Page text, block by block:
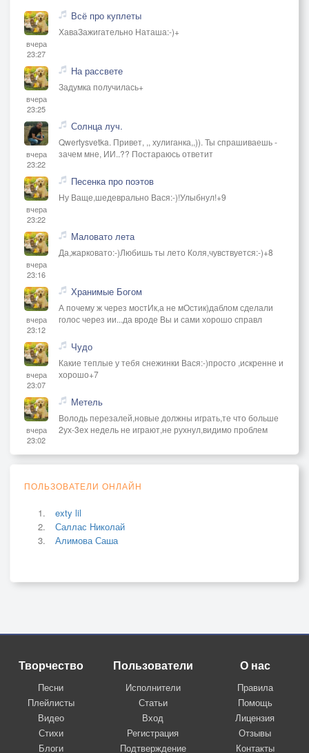
вчера
23:27
Всё про куплеты
ХаваЗажигательно Наташа:-)+
вчера
23:25
На рассвете
Задумка получилась+
вчера
23:22
Солнца луч.
Qwertysvetka. Привет, ,, хулиганка,,)). Ты спрашиваешь -
зачем мне, ИИ..?? Постараюсь ответит
вчера
23:22
Песенка про поэтов
Ну Ваще,шедеврально Вася:-)!Улыбнул!+9
вчера
23:16
Маловато лета
Да,жарковато:-)Любишь ты лето Коля,чувствуется:-)+8
вчера
23:12
Хранимые Богом
А почему ж через мостИк,а не мОстик)даблом сделали
голос через ии...да вроде Вы и сами хорошо справл
вчера
23:07
Чудо
Какие теплые у тебя снежинки Вася:-)просто ,искренне и
хорошо+7
вчера
23:02
Метель
Володь перезалей,новые должны играть,те что больше
2ух-3ех недель не играют,не рухнул,видимо проблем
ПОЛЬЗОВАТЕЛИ ОНЛАЙН
exty lil
Саллас Николай
Алимова Саша
Творчество
Песни
Плейлисты
Видео
Стихи
Блоги
Пользователи
Исполнители
Статьи
Вход
Регистрация
Подтверждение
О нас
Правила
Помощь
Лицензия
Отзывы
Контакты